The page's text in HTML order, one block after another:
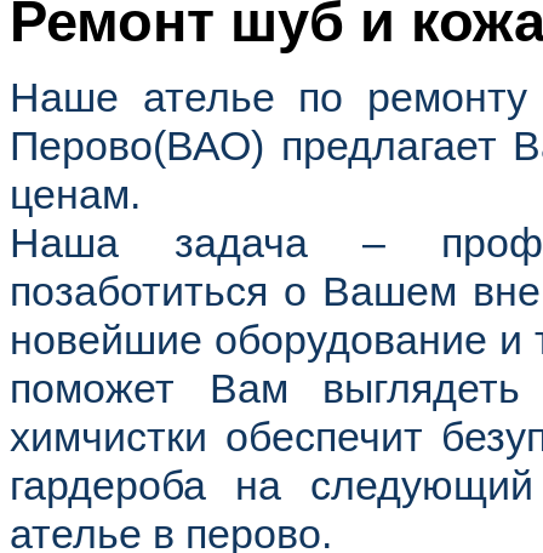
Ремонт шуб и
Наше ателье по
Перово(ВАО) предлагает
ценам.
Наша задача –
позаботиться о Вашем
новейшие оборудование
поможет Вам
химчистки обеспечит
гардероба на
ателье в перово.